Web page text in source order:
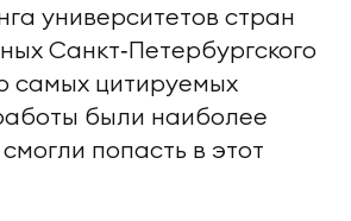
университетов стран
Санкт‑Петербургского
самых цитируемых
были наиболее
попасть в этот